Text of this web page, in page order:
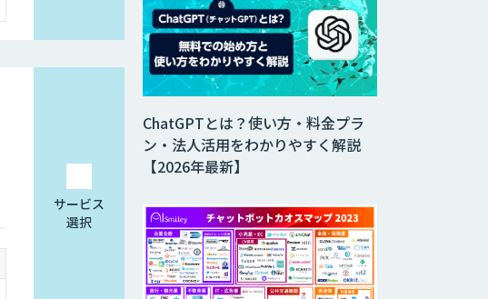
サービス
選択
ChatGPTとは？使い方・料金プラ
ン・法人活用をわかりやすく解説
【2026年最新】